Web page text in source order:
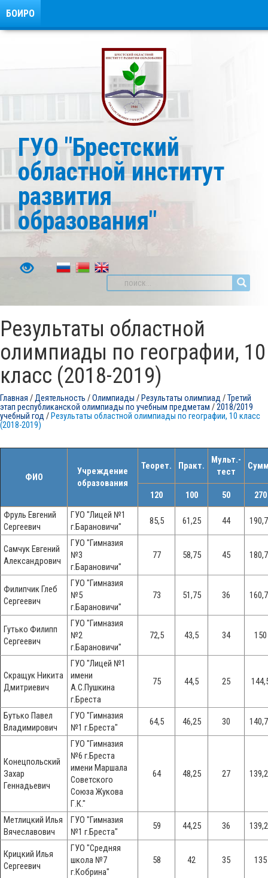
ГУО "Брестский
областной институт
развития
образования"
БОИРО
Результаты областной
олимпиады по географии, 10
класс (2018-2019)
Главная /Деятельность /Олимпиады / Результаты олимпиад /Третий
этап республиканской олимпиады по учебным предметам /2018/2019
учебный год / Результаты областной олимпиады по географии, 10 класс
(2018-2019)
ФИО
Учреждение
образования
Теорет. Практ.
Мульт.-
тест
120 100 50
270
Фруль Евгений
Сергеевич
ГУО "Лицей №1
г.Барановичи"
85,5 61,25 44
Самчук Евгений
Александрович
ГУО "Гимназия
№3
г.Барановичи"
77 58,75 45
Филипчик Глеб
Сергеевич
ГУО "Гимназия
№5
г.Барановичи"
73 51,75 36
Гутько Филипп
Сергеевич
ГУО "Гимназия
№2
г.Барановичи"
72,5 43,5 34 150
Скращук Никита
Дмитриевич
ГУО "Лицей №1
имени
А.С.Пушкина
г.Бреста
75 44,5 25
Бутько Павел
Владимирович
ГУО "Гимназия
№1 г.Бреста"
64,5 46,25 30
Конецпольский
Захар
Геннадьевич
ГУО "Гимназия
№6 г.Бреста
имени Маршала
Советского
Союза Жукова
Г.К."
64 48,25 27
Метлицкий Илья
Вячеславович
ГУО "Гимназия
№1 г.Бреста"
59 44,25 36
Крицкий Илья
Сергеевич
ГУО "Средняя
школа №7
г.Кобрина"
58 42 35 135